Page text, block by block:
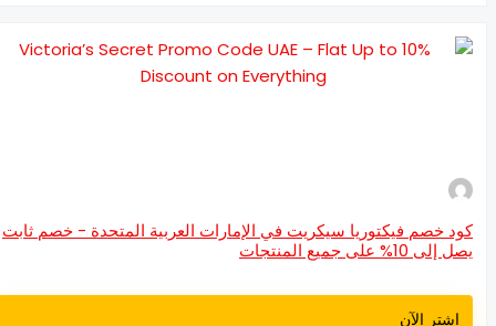
خصم فيكتوريا سيكريت في الإمارات العربية المتحدة - خصم ثابت
10% على جميع المنتجات
اشتر الآن